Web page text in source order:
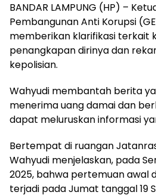
BANDAR LAMPUNG (HP) –
Pembangunan Anti Korupsi
memberikan klarifikasi terkait
penangkapan dirinya dan
kepolisian.
Wahyudi membantah berita
menerima uang damai dan
dapat meluruskan informasi
Bertempat di ruangan
Wahyudi menjelaskan, pada
2025, bahwa pertemuan awal
terjadi pada Jumat tanggal 19